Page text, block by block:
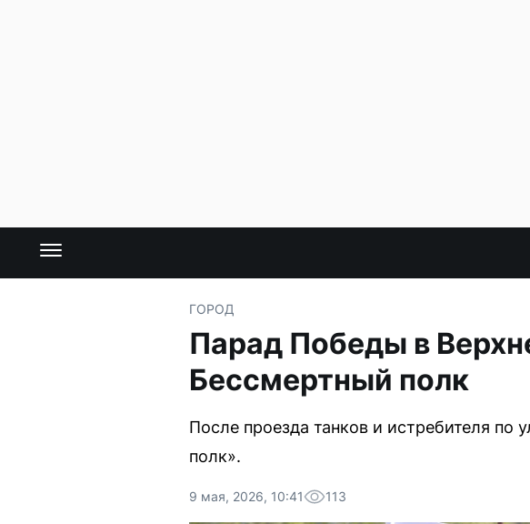
ГОРОД
Парад Победы в
Бессмертный полк
После проезда танков и истребителя
полк».
9 мая, 2026, 10:41 113